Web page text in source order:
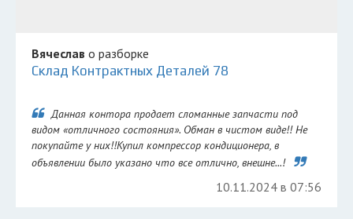
Вячеслав о разборке
Склад Контрактных Деталей 78
Данная контора продает сломанные запчасти под
видом «отличного состояния». Обман в чистом виде!! Не
покупайте у них!!Купил компрессор кондиционера, в
объявлении было указано что все отлично, внешне...!
10.11.2024 в 07:56